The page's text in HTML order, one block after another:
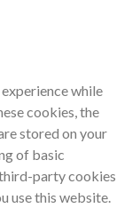
while
cookies, the
stored on your
of basic
party cookies
use this website.